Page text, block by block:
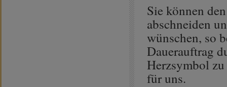
Sie können
abschneiden
wünschen, so
Dauerauftrag
Herzsymbol
für uns.